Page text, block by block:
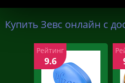
Купить Зевс онлайн с
Рейтинг
9.6